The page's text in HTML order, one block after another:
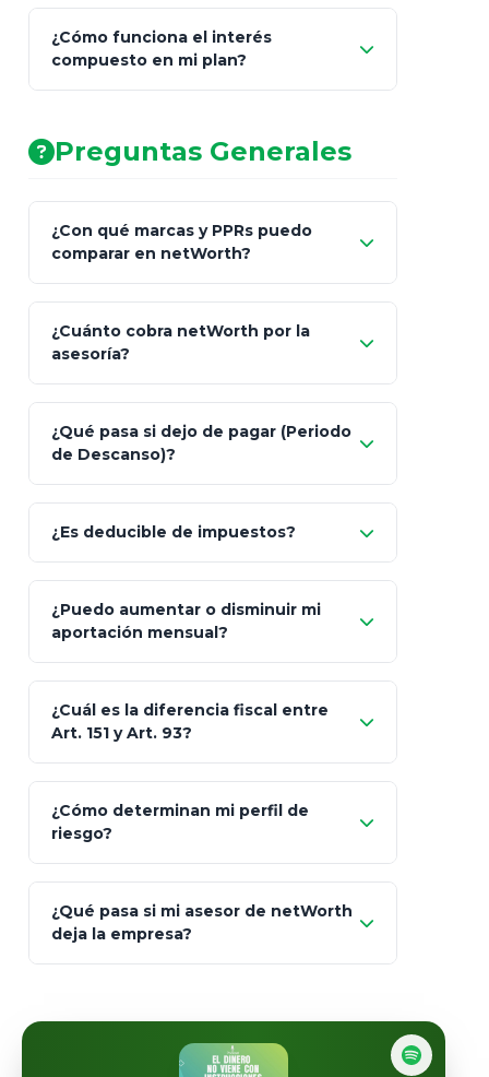
AA (Muy Fuerte)
¿Cómo funciona el interés
compuesto en mi plan?
Preguntas Generales
¿Con qué marcas y PPRs puedo
comparar en netWorth?
GNP (Proyecta)
Seguros Monterrey
Skandia (Crea)
MetLife (MetaLife)
Prudential
Fintual
¿Cuánto cobra netWorth por la
asesoría?
¿Qué pasa si dejo de pagar (Periodo
de Descanso)?
¿Es deducible de impuestos?
¿Puedo aumentar o disminuir mi
aportación mensual?
¿Cuál es la diferencia fiscal entre
Art. 151 y Art. 93?
Art.
93
totalmente
libres de impuestos
¿Cómo determinan mi perfil de
riesgo?
¿Qué pasa si mi asesor de netWorth
deja la empresa?
automáticamente